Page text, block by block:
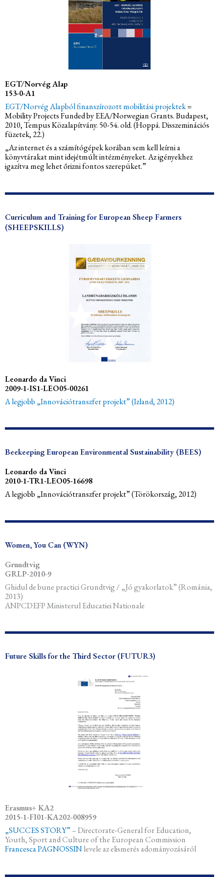
EGT/Norvég Alap
153-0-A1
EGT/Norvég Alapból finanszírozott mobilitási projektek=
Mobility Projects Funded by EEA/Norwegian Grants. Budapest,
2010, Tempus Közalapítvány. 50-54. old. (Hoppá. Disszeminációs
füzetek, 22.)
„Az internet és a számítógépek korában sem kell leírni a
könyvtárakat mint idejétmúlt intézményeket. Az igényekhez
igazítva meg lehet őrizni fontos szerepüket.”
Curriculum and Training for European Sheep Farmers
(SHEEPSKILLS)
Leonardo da Vinci
2009-1-IS1-LEO05-00261
A legjobb „Innovációtranszfer projekt” (Izland, 2012)
Beekeeping European Environmental Sustainability (BEES)
Leonardo da Vinci
2010-1-TR1-LEO05-16698
A legjobb „Innovációtranszfer projekt” (Törökország, 2012)
Women, You Can (WYN)
Grundtvig
GRLP-2010-9
Ghidul de bune practici Grundtvig / „Jó gyakorlatok” (Románia,
2013)
ANPCDEFP Ministerul Educatiei Nationale
Future Skills for the Third Sector (FUTUR3)
Erasmus+ KA2
2015-1-FI01-KA202-008959
„SUCCES STORY” – Directorate-General for Education,
Youth, Sport and Culture of the European Commission
Francesca PAGNOSSINlevele az elismerés adományozásáról